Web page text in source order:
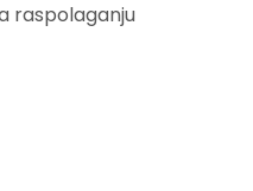
raspolaganju